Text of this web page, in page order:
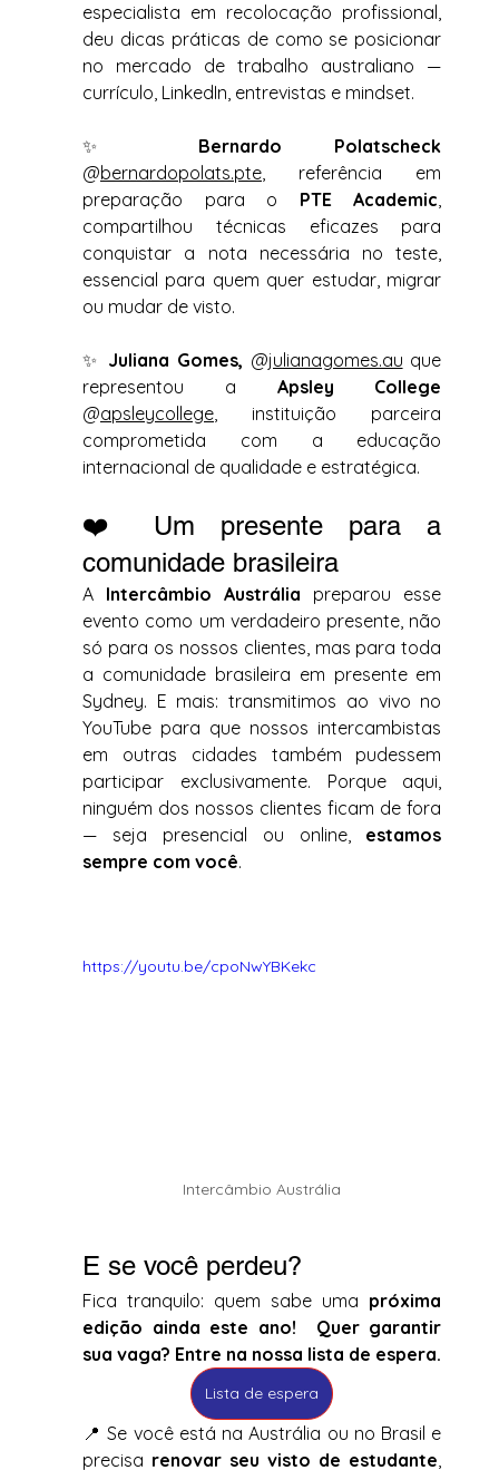
especialista em recolocação profissional,
deu dicas práticas de como se posicionar
no mercado de trabalho australiano —
currículo, LinkedIn, entrevistas e mindset.
✨ Bernardo Polatscheck
@bernardopolats.pte, referência em
preparação para o PTE Academic,
compartilhou técnicas eficazes para
conquistar a nota necessária no teste,
essencial para quem quer estudar, migrar
ou mudar de visto.
✨ Juliana Gomes, @julianagomes.au que
representou a Apsley College
@apsleycollege, instituição parceira
comprometida com a educação
internacional de qualidade e estratégica.
❤️ Um presente para a
comunidade brasileira
A Intercâmbio Austrália preparou esse
evento como um verdadeiro presente, não
só para os nossos clientes, mas para toda
a comunidade brasileira em presente em
Sydney. E mais: transmitimos ao vivo no
YouTube para que nossos intercambistas
em outras cidades também pudessem
participar exclusivamente. Porque aqui,
ninguém dos nossos clientes ficam de fora
— seja presencial ou online, estamos
sempre com você.
https://youtu.be/cpoNwYBKekc
Intercâmbio Austrália
E se você perdeu?
Fica tranquilo: quem sabe uma próxima
edição ainda este ano!
Quer garantir
sua vaga? Entre na nossa lista de espera.
Lista de espera
📍 Se você está na Austrália ou no Brasil e
precisa renovar seu visto de estudante